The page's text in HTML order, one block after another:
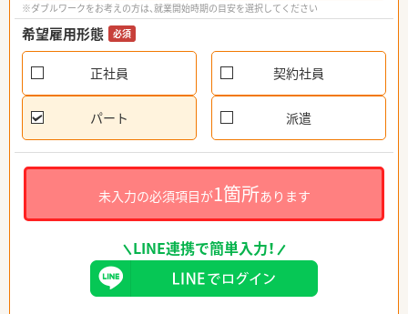
※ダブルワークをお考えの方は、就業開始時期の目安を選択してください
希望雇用形態 必須
正社員 契約社員
パート 派遣
未入力の必須項目が1箇所あります
LINE連携で簡単入力！